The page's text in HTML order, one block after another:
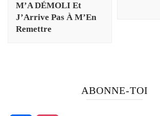
M’A DÉMOLI Et
J’Arrive Pas À M’En
Remettre
ABONNE-TOI